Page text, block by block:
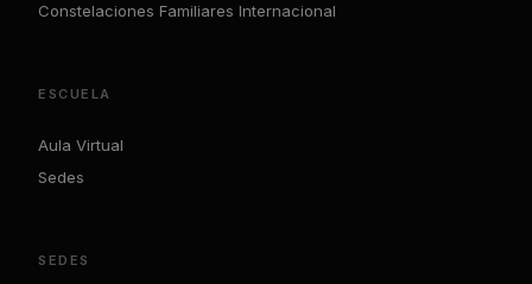
Constelaciones Familiares Internacional
ESCUELA
Aula Virtual
Sedes
SEDES